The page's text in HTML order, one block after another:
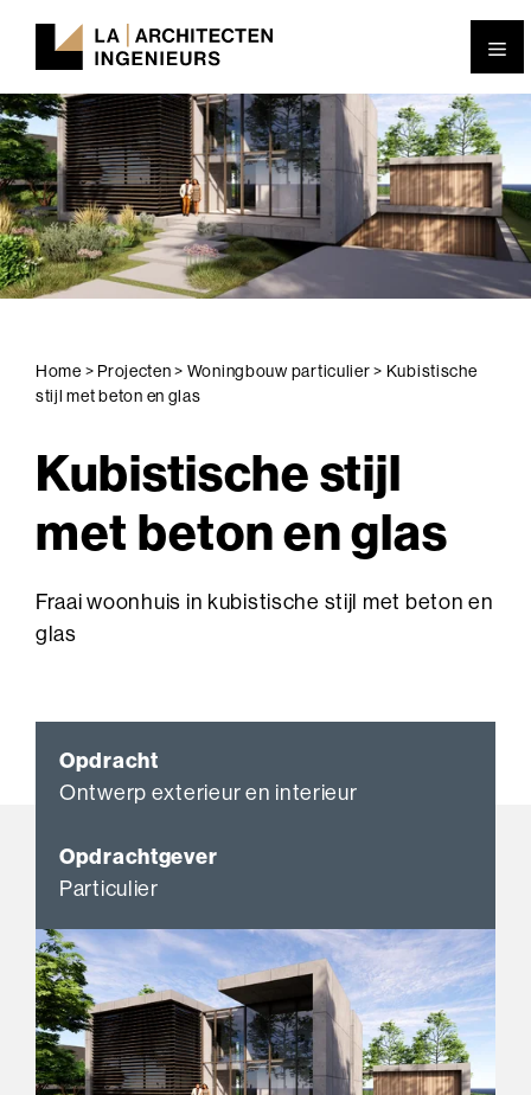
inhoud
Home > Projecten> Woningbouw particulier> Kubistische
stijl met beton en glas
Kubistische stijl
met beton en glas
Fraai woonhuis in kubistische stijl met beton en
glas
Opdracht
Ontwerp exterieur en interieur
Opdrachtgever
Particulier